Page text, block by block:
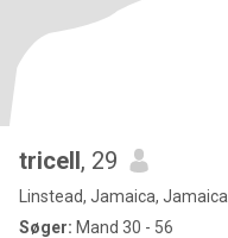
tricell, 29
Linstead, Jamaica, Jamaica
Søger: Mand 30 - 56